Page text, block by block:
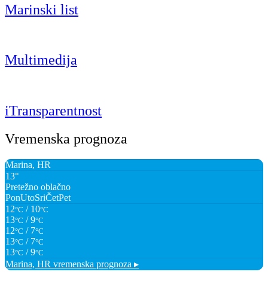
Marinski list
Multimedija
iTransparentnost
Vremenska prognoza
Marina, HR
13°
Pretežno oblačno
PonUtoSriČetPet
12°C / 10°C
13°C / 9°C
12°C / 7°C
13°C / 7°C
13°C / 9°C
Marina, HR vremenska prognoza ▸